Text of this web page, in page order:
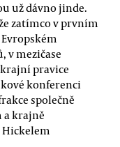
už dávno jinde.
zatímco v prvním
v mezičase
pravice
konferenci
společně
a krajně